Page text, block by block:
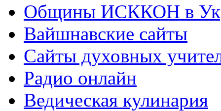
Общины ИСККОН в
Вайшнавские сайты
Сайты духовных
Радио онлайн
Ведическая кулинария